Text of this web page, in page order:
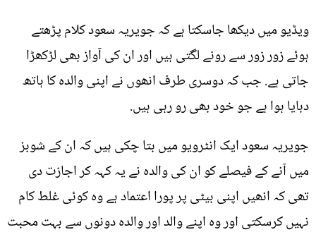
ویڈیو میں دیکھا جاسکتا ہے کہ جویریہ سعود کلام پڑھتے
ہوئے زور زور سے رونے لگتی ہیں اور ان کی آواز بھی لڑکھڑا
جاتی ہے. جب کہ دوسری طرف انھوں نے اپنی والدہ کا ہاتھ
دبایا ہوا ہے جو خود بھی رو رہی ہیں.
جویریہ سعود ایک انٹرویو میں بتا چکی ہیں کہ ان کے شوبز
میں آنے کے فیصلے کو ان کی والدہ نے یہ کہہ کر اجازت دی
تھی کہ انھیں اپنی بیٹی پر پورا اعتماد ہے وہ کوئی غلط کام
نہیں کرسکتی اور وہ اپنے والد اور والدہ دونوں سے بہت محبت